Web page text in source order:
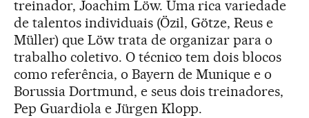
treinador, Joachim Löw. Uma rica variedade
de talentos individuais (Özil, Götze, Reus e
Müller) que Löw trata de organizar para o
trabalho coletivo. O técnico tem dois blocos
como referência, o Bayern de Munique e o
Borussia Dortmund, e seus dois treinadores,
Pep Guardiola e Jürgen Klopp.